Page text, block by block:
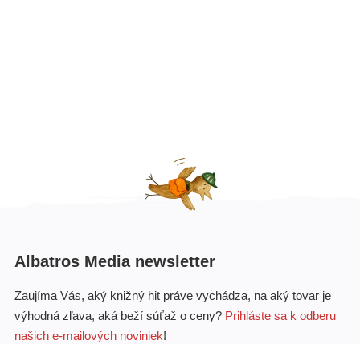
Albatros Media newsletter
Zaujíma Vás, aký knižný hit práve vychádza, na aký tovar je
výhodná zľava, aká beží súťaž o ceny? Prihláste sa k odberu
našich e-mailových noviniek!